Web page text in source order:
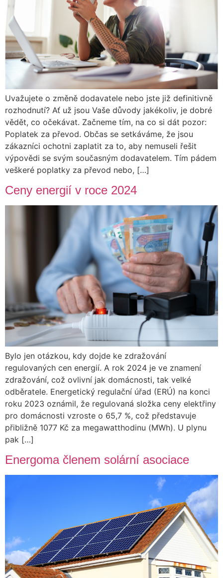
Uvažujete o změně dodavatele nebo jste již definitivně
rozhodnutí? Ať už jsou Vaše důvody jakékoliv, je dobré
vědět, co očekávat. Začneme tím, na co si dát pozor:
Poplatek za převod. Občas se setkáváme, že jsou
zákazníci ochotni zaplatit za to, aby nemuseli řešit
výpovědi se svým současným dodavatelem. Tím pádem
veškeré poplatky za převod nebo, […]
Ceny energií v roce 2024
Bylo jen otázkou, kdy dojde ke zdražování
regulovaných cen energií. A rok 2024 je ve znamení
zdražování, což ovlivní jak domácnosti, tak velké
odběratele. Energetický regulační úřad (ERÚ) na konci
roku 2023 oznámil, že regulovaná složka ceny elektřiny
pro domácnosti vzroste o 65,7 %, což představuje
přibližně 1077 Kč za megawatthodinu (MWh). U plynu
pak […]
Energoma členem solární asociace